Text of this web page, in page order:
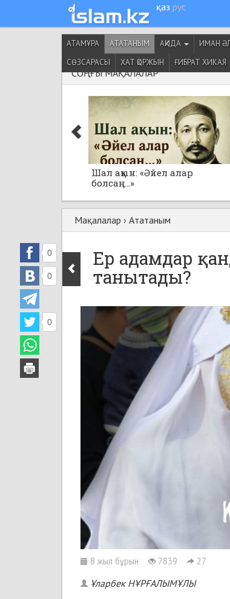
қаз рус
АТАМҰРА АТАТАНЫМ АҚИДА ИМАН
СӨЗСАРАСЫ
ХАТ ҚОРЖЫН ҒИБРАТ ХИКАЯ
СОҢҒЫ МАҚАЛАЛАР
Шал ақын: «Әйел алар
болсаң...»
Мақалалар › Ататаным
Ер адамдар
танытады?
8 жыл бұрын 7839 27
0
0
0
Ұларбек НҰРҒАЛЫМҰЛЫ